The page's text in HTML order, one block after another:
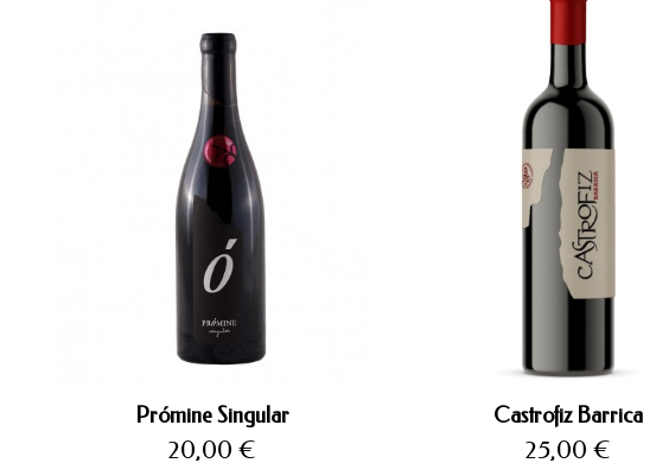
Prómine Singular
Precio
20,00 €
Castrofiz Barrica
Precio
25,00 €